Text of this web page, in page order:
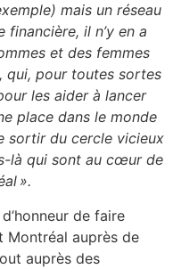
mais un réseau
financière, il n’y en a
et des femmes
qui, pour toutes sortes
les aider à lancer
place dans le monde
sortir du cercle vicieux
là qui sont au cœur de
».
de faire
Montréal auprès de
auprès des